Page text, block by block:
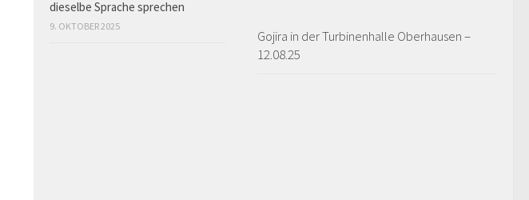
Gojira in der Turbinenhalle Oberhausen –
12.08.25
dieselbe Sprache sprechen
9. OKTOBER 2025